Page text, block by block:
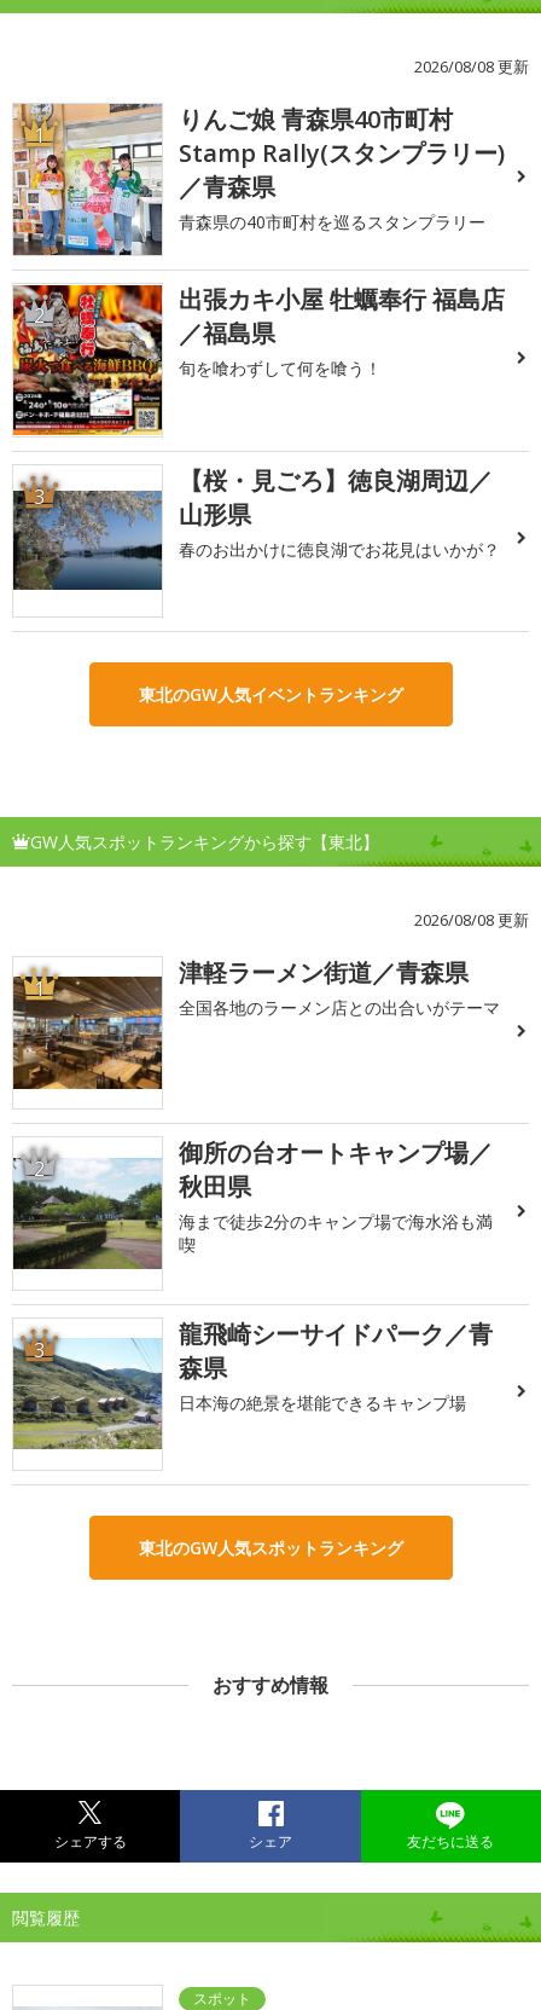
2026/08/08 更新
1
りんご娘 青森県40市町村
Stamp Rally(スタンプラリー)
／青森県
青森県の40市町村を巡るスタンプラリー
2
出張カキ小屋 牡蠣奉行 福島店
／福島県
旬を喰わずして何を喰う！
3
【桜・見ごろ】徳良湖周辺／
山形県
春のお出かけに徳良湖でお花見はいかが？
東北のGW人気イベントランキング
GW人気スポットランキングから探す【東北】
2026/08/08 更新
1 津軽ラーメン街道／青森県
全国各地のラーメン店との出合いがテーマ
2
御所の台オートキャンプ場／
秋田県
海まで徒歩2分のキャンプ場で海水浴も満
喫
3
龍飛崎シーサイドパーク／青
森県
日本海の絶景を堪能できるキャンプ場
東北のGW人気スポットランキング
おすすめ情報
シェアする シェア 友だちに送る
閲覧履歴